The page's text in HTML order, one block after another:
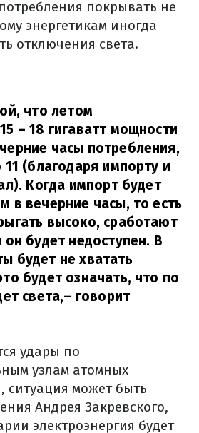
покрывать не
энергетикам иногда
отключения света.
что летом
– 18 гигаватт мощности
часы потребления,
11 (благодаря импорту и
Когда импорт будет
в вечерние часы, то есть
высоко, сработают
он будет недоступен. В
будет не хватать
будет означать, что по
света,– говорит
удары по
узлам атомных
ситуация может быть
Андрея Закревского,
электроэнергия будет